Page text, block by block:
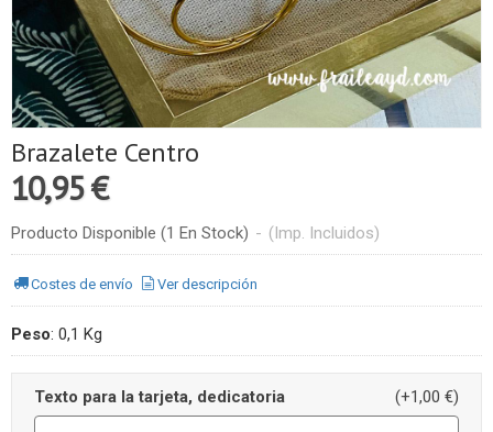
Brazalete Centro
10,95 €
Producto Disponible (1 En Stock) - (Imp. Incluidos)
Costes de envío Ver descripción
Peso: 0,1 Kg
Texto para la tarjeta, dedicatoria (+1,00 €)